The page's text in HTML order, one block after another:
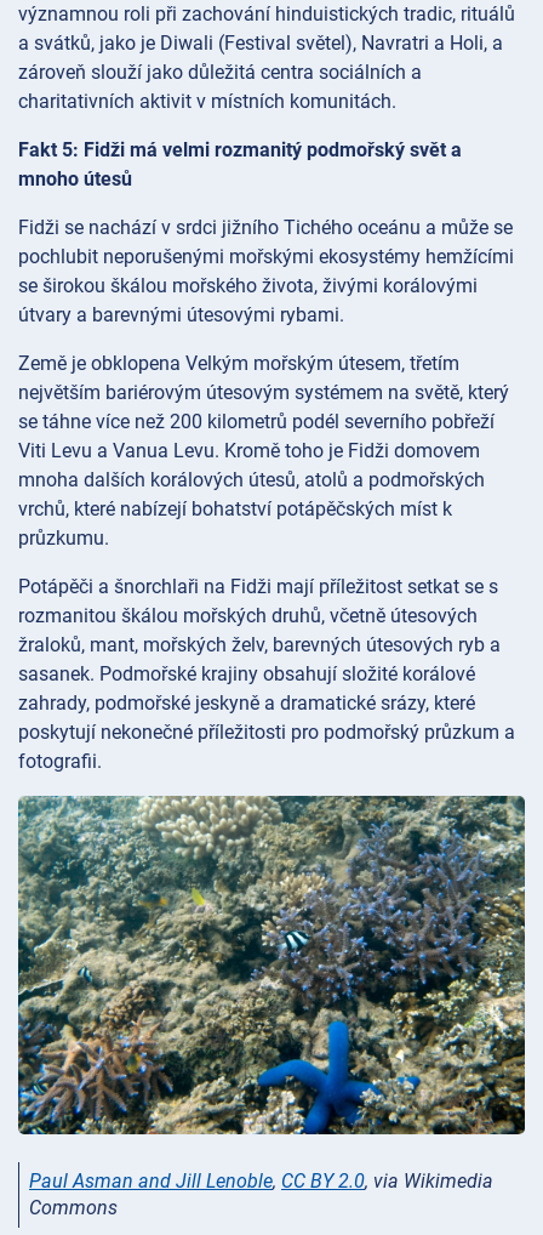
významnou roli při zachování hinduistických tradic, rituálů
a svátků, jako je Diwali (Festival světel), Navratri a Holi, a
zároveň slouží jako důležitá centra sociálních a
charitativních aktivit v místních komunitách.
Fakt 5: Fidži má velmi rozmanitý podmořský svět a
mnoho útesů
Fidži se nachází v srdci jižního Tichého oceánu a může se
pochlubit neporušenými mořskými ekosystémy hemžícími
se širokou škálou mořského života, živými korálovými
útvary a barevnými útesovými rybami.
Země je obklopena Velkým mořským útesem, třetím
největším bariérovým útesovým systémem na světě, který
se táhne více než 200 kilometrů podél severního pobřeží
Viti Levu a Vanua Levu. Kromě toho je Fidži domovem
mnoha dalších korálových útesů, atolů a podmořských
vrchů, které nabízejí bohatství potápěčských míst k
průzkumu.
Potápěči a šnorchlaři na Fidži mají příležitost setkat se s
rozmanitou škálou mořských druhů, včetně útesových
žraloků, mant, mořských želv, barevných útesových ryb a
sasanek. Podmořské krajiny obsahují složité korálové
zahrady, podmořské jeskyně a dramatické srázy, které
poskytují nekonečné příležitosti pro podmořský průzkum a
fotografii.
Paul Asman and Jill Lenoble, CC BY 2.0, via Wikimedia
Commons